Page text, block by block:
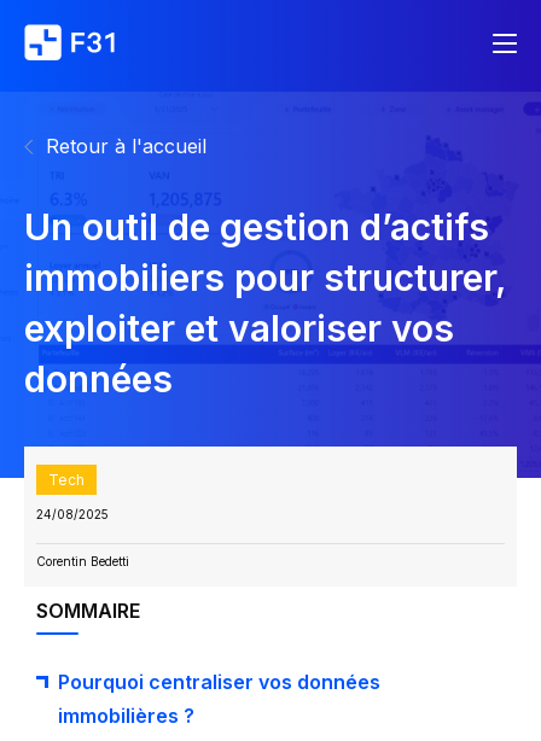
Retour à l'accueil
Un outil de gestion d’actifs
immobiliers pour structurer,
exploiter et valoriser vos
données
Tech
24/08/2025
Corentin Bedetti
SOMMAIRE
Pourquoi centraliser vos données
immobilières ?